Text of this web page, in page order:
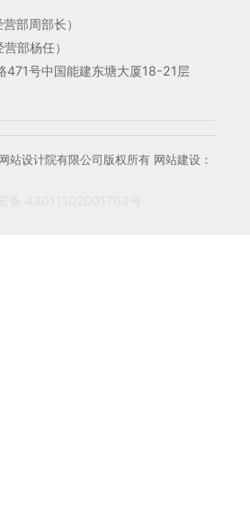
营部周部长）
营部杨任）
471号中国能建东塘大厦18-21层
计院有限公司版权所有 网站建设：